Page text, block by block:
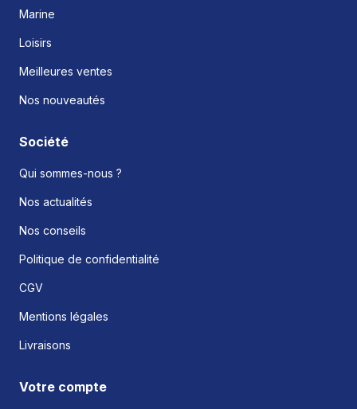
Marine
Loisirs
Meilleures ventes
Nos nouveautés
Société
Qui sommes-nous ?
Nos actualités
Nos conseils
Politique de confidentialité
CGV
Mentions légales
Livraisons
Votre compte